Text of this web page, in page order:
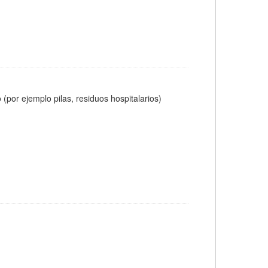
ejemplo pilas, residuos hospitalarios)